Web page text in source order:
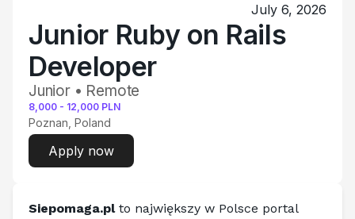
July 6, 2026
Junior Ruby on Rails
Developer
Junior • Remote
8,000 - 12,000 PLN
Poznan, Poland
Apply now
Siepomaga.pl to największy w Polsce portal